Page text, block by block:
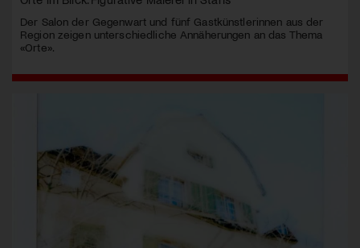
Der Salon der Gegenwart und fünf Gastkünstlerinnen aus der
Region zeigen unterschiedliche Annäherungen an das Thema
«Orte».